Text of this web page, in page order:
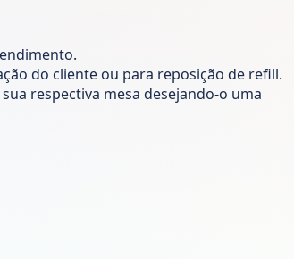
do cliente ou para reposição de refill.
respectiva mesa desejando-o uma